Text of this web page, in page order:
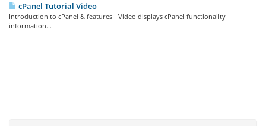
cPanel Tutorial Video
Introduction to cPanel & features - Video displays cPanel functionality
information...